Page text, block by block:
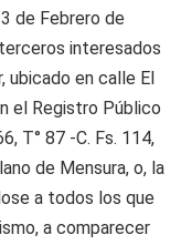
de Febrero de
interesados
ubicado en calle El
el Registro Público
T° 87 -C. Fs. 114,
de Mensura, o, la
a todos los que
a comparecer